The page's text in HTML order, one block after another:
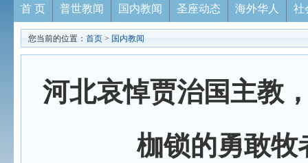
首 页 普世教闻 国内教闻 圣座动态 海外华人 社
您当前的位置： 首页 > 国内教闻
河北哀悼贾治国主教
枷锁的勇敢牧